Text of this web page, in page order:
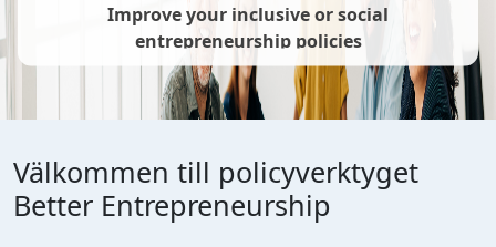
Improve your inclusive or social
entrepreneurship policies
Välkommen till policyverktyget
Better Entrepreneurship